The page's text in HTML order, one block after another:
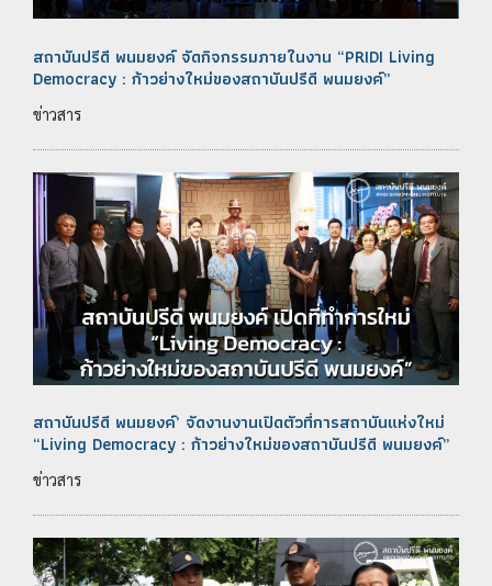
สถาบันปรีดี พนมยงค์ จัดกิจกรรมภายในงาน “PRIDI Living
Democracy : ก้าวย่างใหม่ของสถาบันปรีดี พนมยงค์”
ข่าวสาร
สถาบันปรีดี พนมยงค์’ จัดงานงานเปิดตัวที่การสถาบันแห่งใหม่
“Living Democracy : ก้าวย่างใหม่ของสถาบันปรีดี พนมยงค์”
ข่าวสาร